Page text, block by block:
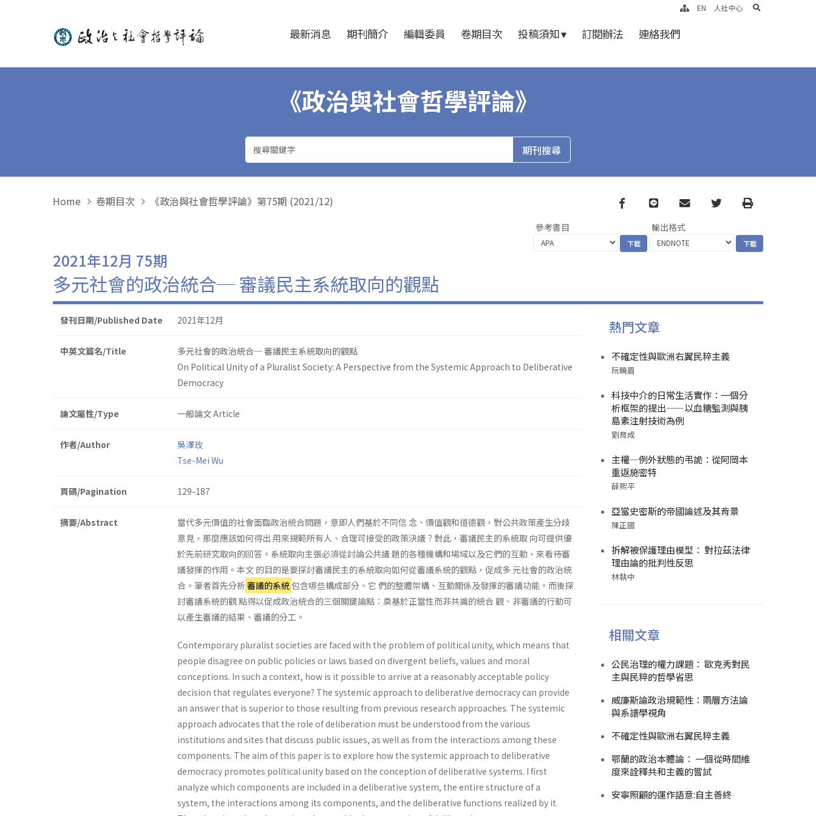
政治與社會哲學評論 最新消息 期刊簡介 編輯委員 卷期目次 投稿須知 ▾ 訂閱辦法 連絡我們
EN 人社中心 search
《政治與社會哲學評論》
Home 卷期目次 《政治與社會哲學評論》第75期 (2021/12) Facebook
line email TwitterPrint
參考書目 輸出格式
2021年12月 75期
多元社會的政治統合─ 審議民主系統取向的觀點
發刊日期/Published Date 2021年12月
中英文篇名/Title
多元社會的政治統合─ 審議民主系統取向的觀點
On Political Unity of a Pluralist Society: A Perspective from the Systemic Approach to Deliberative
Democracy
論文屬性/Type 一般論文 Article
作者/Author
吳澤玫
Tse-Mei Wu
頁碼/Pagination 129-187
摘要/Abstract
當代多元價值的社會面臨政治統合問題，意即人們基於不同信 念、價值觀和道德觀，對公共政策產生分歧
意見，那麼應該如何得出 用來規範所有人、合理可接受的政策決議？對此，審議民主的系統取 向可提供優
於先前研究取向的回答。系統取向主張必須從討論公共議 題的各種機構和場域以及它們的互動，來看待審
議發揮的作用。本文 的目的是要探討審議民主的系統取向如何從審議系統的觀點，促成多 元社會的政治統
合。筆者首先分析 審議的系統包含哪些構成部分、它 們的整體架構、互動關係及發揮的審議功能。而後探
討審議系統的觀 點得以促成政治統合的三個關鍵論點：奠基於正當性而非共識的統合 觀、非審議的行動可
以產生審議的結果、審議的分工。
Contemporary pluralist societies are faced with the problem of political unity, which means that
people disagree on public policies or laws based on divergent beliefs, values and moral
conceptions. In such a context, how is it possible to arrive at a reasonably acceptable policy
decision that regulates everyone? The systemic approach to deliberative democracy can provide
an answer that is superior to those resulting from previous research approaches. The systemic
approach advocates that the role of deliberation must be understood from the various
institutions and sites that discuss public issues, as well as from the interactions among these
components. The aim of this paper is to explore how the systemic approach to deliberative
democracy promotes political unity based on the conception of deliberative systems. I first
analyze which components are included in a deliberative system, the entire structure of a
system, the interactions among its components, and the deliberative functions realized by it.
熱門文章
不確定性與歐洲右翼民粹主義
阮曉眉
科技中介的日常生活實作：一個分
析框架的提出——以血糖監測與胰
島素注射技術為例
劉育成
主權—例外狀態的弔詭：從阿岡本
重返施密特
薛熙平
亞當史密斯的帝國論述及其背景
陳正國
拆解被保護理由模型： 對拉茲法律
理由論的批判性反思
林執中
相關文章
公民治理的權力課題： 歐克秀對民
主與民粹的哲學省思
威廉斯論政治規範性：兩層方法論
與系譜學視角
不確定性與歐洲右翼民粹主義
鄂蘭的政治本體論： 一個從時間維
度來詮釋共和主義的嘗試
安寧照顧的運作語意:自主善終